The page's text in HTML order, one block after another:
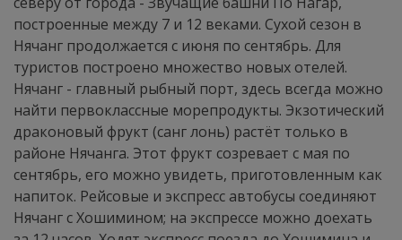
построенные между 7 и 12 веками. Сухой сезон в
Нячанг продолжается с июня по сентябрь. Для
туристов построено множество новых отелей.
Нячанг - главный рыбный порт, здесь всегда можно
найти первоклассные морепродукты. Экзотический
драконовый фрукт (санг лонь) растёт только в
районе Нячанга. Этот фрукт созревает с мая по
сентябрь, его можно увидеть, приготовленным как
напиток. Рейсовые и экспресс автобусы соединяют
Нячанг с Хошимином; на экспрессе можно доехать